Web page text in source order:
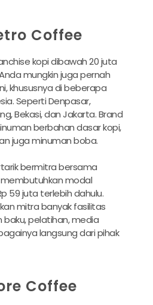
Coffee
kopi dibawah 20 juta
mungkin juga pernah
khususnya di beberapa
Seperti Denpasar,
Bekasi, dan Jakarta. Brand
berbahan dasar kopi,
juga minuman boba.
bermitra bersama
modal
59 juta terlebih dahulu.
mitra banyak fasilitas
pelatihan, media
langsung dari pihak
Coffee